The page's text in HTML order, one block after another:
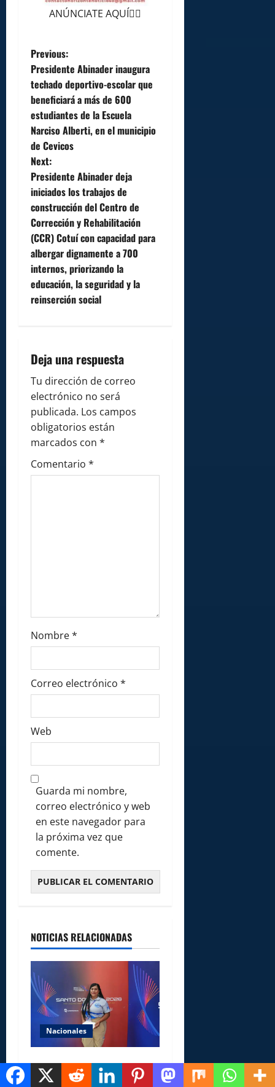
ANÚNCIATE AQUÍ👆🏻
P
o
s
t
n
a
v
i
g
a
o
n
Previous:
Presidente Abinader inaugura
techado deportivo-escolar que
beneficiará a más de 600
estudiantes de la Escuela
Narciso Alberti, en el municipio
de Cevicos
Next:
Presidente Abinader deja
iniciados los trabajos de
construcción del Centro de
Corrección y Rehabilitación
(CCR) Cotuí con capacidad para
albergar dignamente a 700
internos, priorizando la
educación, la seguridad y la
reinserción social
Deja una respuesta
Tu dirección de correo
electrónico no será
publicada. Los campos
obligatorios están
marcados con *
Comentario *
Nombre*
Correo electrónico *
Web
Guarda mi nombre,
correo electrónico y web
en este navegador para
la próxima vez que
comente.
NOTICIAS RELACIONADAS
Nacionales
Comedores Comunitarios de
DASAC garantizan